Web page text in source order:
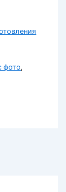
фото,